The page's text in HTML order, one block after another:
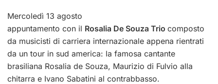
Mercoledì 13 agosto
appuntamento con il Rosalia De Souza Trio composto
da musicisti di carriera internazionale appena rientrati
da un tour in sud america: la famosa cantante
brasiliana Rosalia de Souza, Maurizio di Fulvio alla
chitarra e Ivano Sabatini al contrabbasso.